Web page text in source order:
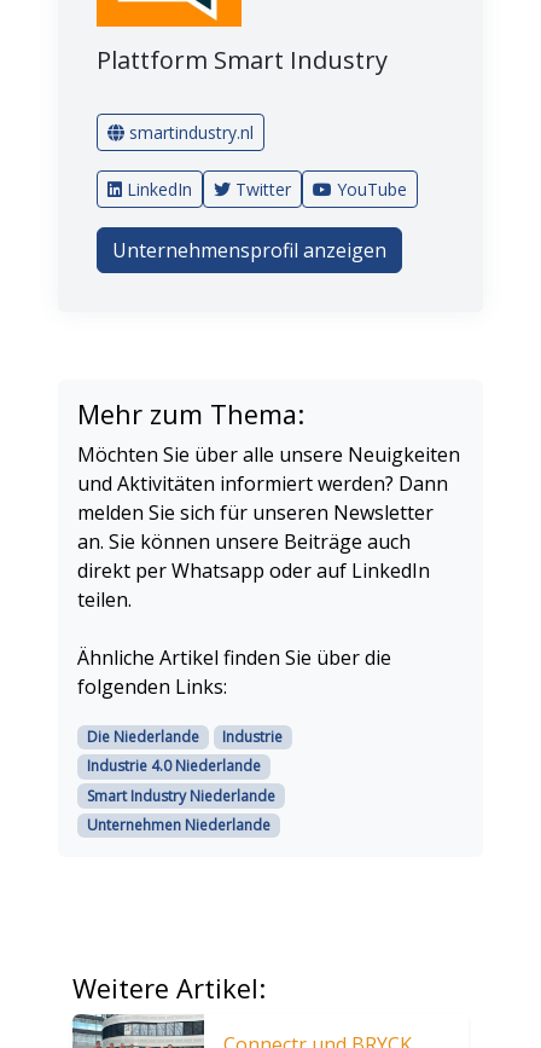
Plattform Smart Industry
smartindustry.nl
LinkedIn Twitter YouTube
Unternehmensprofil anzeigen
Mehr zum Thema:
Möchten Sie über alle unsere Neuigkeiten
und Aktivitäten informiert werden? Dann
melden Sie sich für unseren Newsletter
an. Sie können unsere Beiträge auch
direkt per Whatsapp oder auf LinkedIn
teilen.
Ähnliche Artikel finden Sie über die
folgenden Links:
Die Niederlande
Industrie
Industrie 4.0 Niederlande
Smart Industry Niederlande
Unternehmen Niederlande
Weitere Artikel: